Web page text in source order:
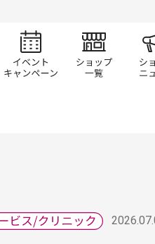
チラシ情報 イベント/キャン
ショ